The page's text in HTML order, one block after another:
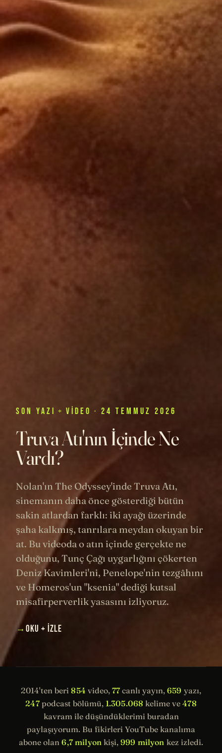
SON YAZI + VIDEO · 24 TEMMUZ 2026
Truva Atı'nın İçinde Ne
Vardı?
Nolan'ın The Odyssey'inde Truva Atı,
sinemanın daha önce gösterdiği bütün
sakin atlardan farklı: iki ayağı üzerinde
şaha kalkmış, tanrılara meydan okuyan bir
at. Bu videoda o atın içinde gerçekte ne
olduğunu, Tunç Çağı uygarlığını çökerten
Deniz Kavimleri'ni, Penelope'nin tezgâhını
ve Homeros'un "ksenia" dediği kutsal
misafirperverlik yasasını izliyoruz.
→ OKU + İZLE
2014'ten beri854 video, 77canlı yayın,659 yazı,
247podcast bölümü, 1.305.068 kelime ve478
kavram ile düşündüklerimi buradan
paylaşıyorum. Bu fikirleri YouTube kanalıma
abone olan6,7 milyon kişi, 999 milyon kez izledi.